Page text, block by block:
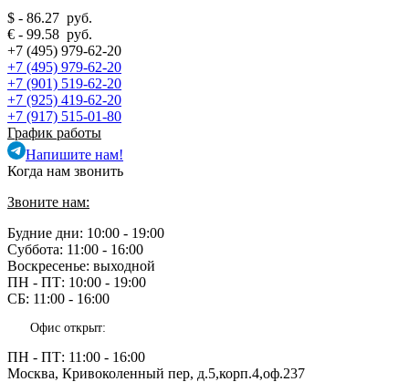
$ - 86.27 руб.
€ - 99.58 руб.
+7 (495) 979-62-20
+7 (495) 979-62-20
+7 (901) 519-62-20
+7 (925) 419-62-20
+7 (917) 515-01-80
График работы
Напишите нам!
Когда нам звонить
Звоните нам:
Будние дни: 10:00 - 19:00
Суббота: 11:00 - 16:00
Воскресенье: выходной
ПН - ПТ: 10:00 - 19:00
СБ: 11:00 - 16:00
Офис открыт:
ПН - ПТ: 11:00 - 16:00
Москва, Кривоколенный пер, д.5,корп.4,оф.237